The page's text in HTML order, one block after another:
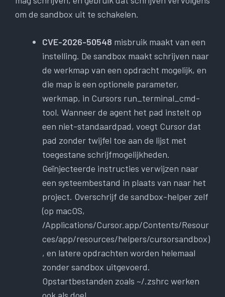
om de sandbox uit te schakelen.
CVE-2026-50548 misbruik maakt van een
instelling. De sandbox maakt schrijven naar
de werkmap van een opdracht mogelijk, en
die map is een optionele parameter,
werkmap, in Cursors run_terminal_cmd-
tool. Wanneer de agent het pad instelt op
een niet-standaardpad, voegt Cursor dat
pad zonder twijfel toe aan de lijst met
toegestane schrijfmogelijkheden.
Geïnjecteerde instructies verwijzen naar
een systeembestand in plaats van naar het
project. Overschrijf de sandbox-helper zelf
(op macOS,
/Applications/Cursor.app/Contents/Resour
ces/app/resources/helpers/cursorsandbox)
, en latere opdrachten worden helemaal
zonder sandbox uitgevoerd.
Opstartbestanden zoals ~/.zshrc werken